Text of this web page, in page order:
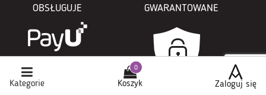
Kategorie Koszyk Zaloguj się
OBSŁUGUJE
GWARANTOWANE